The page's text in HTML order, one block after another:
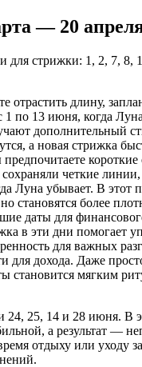
— 20
для стрижки: 1, 2, 7, 8,
отрастить длину,
1 по 13 июня, когда
дополнительный
а новая стрижка
короткие
четкие
Луна убывает. В этот
становятся более
даты для
в эти дни помогает
для важных
для дохода. Даже
становится мягким
24, 25, 14 и 28 июня. В
а результат —
отдыху или уходу